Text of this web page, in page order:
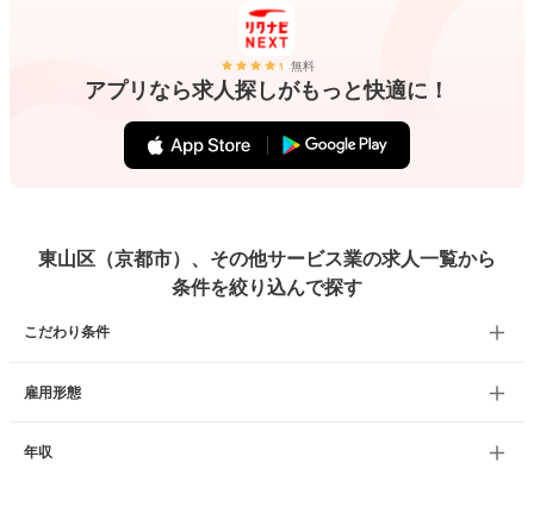
無料
アプリなら求人探しがもっと快適に！
東山区（京都市）、その他サービス業の求人一覧から
条件を絞り込んで探す
こだわり条件
雇用形態
年収